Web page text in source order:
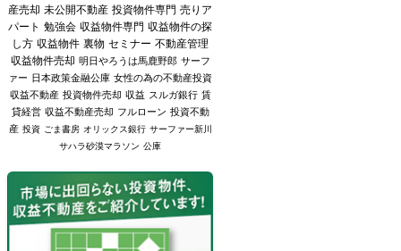
産売却 未公開不動産 投資物件専門 売りア
パート 勉強会 収益物件専門 収益物件の探
し方 収益物件 裏物 セミナー 不動産管理
収益物件売却 明日やろうは馬鹿野郎 サーフ
ァー 日本政策金融公庫 女性の為の不動産投資
収益不動産 投資物件売却 収益 スルガ銀行 賃
貸経営 収益不動産売却 フルローン 投資不動
産 投資 ごま書房 オリックス銀行 サーファー新川
サハラ砂漠マラソン 公庫